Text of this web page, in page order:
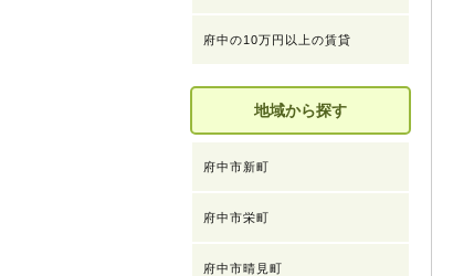
府中の10万円以上の賃貸
地域から探す
府中市新町
府中市栄町
府中市晴見町